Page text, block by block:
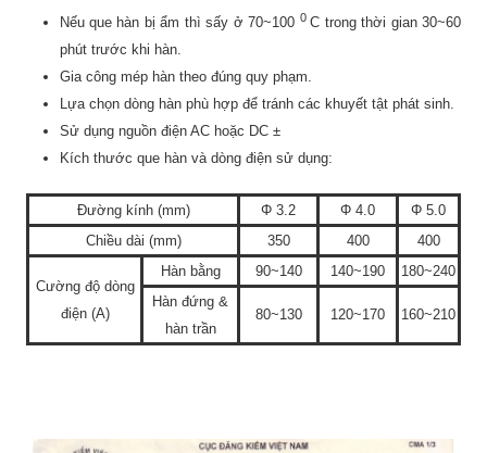
Nếu que hàn bị ẩm thì sấy ở 70~100 0C trong thời gian 30~60
phút trước khi hàn.
Gia công mép hàn theo đúng quy phạm.
Lựa chọn dòng hàn phù hợp để tránh các khuyết tật phát sinh.
Sử dụng nguồn điện AC hoặc DC ±
Kích thước que hàn và dòng điện sử dụng:
Đường kính (mm) Φ 3.2 Φ 4.0
Φ 5.0
Chiều dài (mm)
350 400 400
Cường độ dòng
điện (A)
Hàn bằng 90~140 140~190
180~240
Hàn đứng &
hàn trần
80~130 120~170 160~210